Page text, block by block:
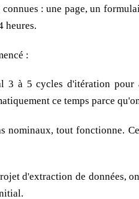
: une page, un
heures.
:
à 5 cycles d'itération pour
ce temps parce
tout fonctionne.
d'extraction de données,